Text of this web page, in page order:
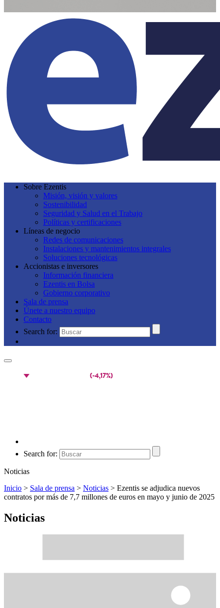
Sobre Ezentis
Misión, visión y valores
Sostenibilidad
Seguridad y Salud en el Trabajo
Políticas y certificaciones
Líneas de negocio
Redes de comunicaciones
Instalaciones y mantenimientos integrales
Soluciones tecnológicas
Accionistas e inversores
Información financiera
Ezentis en Bolsa
Gobierno corporativo
Sala de prensa
Únete a nuestro equipo
Contacto
Search for:
Search for:
Noticias
Inicio > Sala de prensa > Noticias > Ezentis se adjudica nuevos
contratos por más de 7,7 millones de euros en mayo y junio de 2025
Noticias